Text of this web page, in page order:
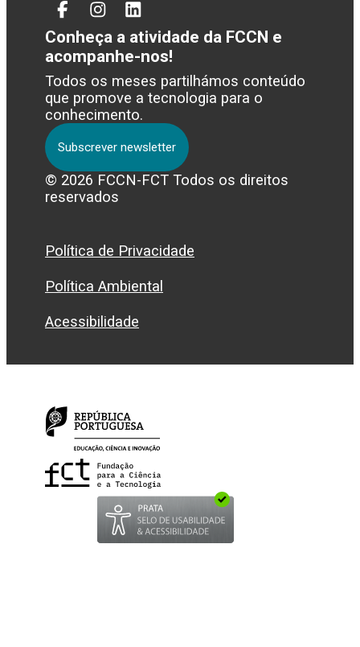
FacebookInstagram
Linked
In
Conheça a atividade da FCCN e
acompanhe-nos!
Todos os meses partilhámos conteúdo
que promove a tecnologia para o
conhecimento.
Subscrever newsletter
© 2026 FCCN-FCT Todos os direitos
reservados
Política de Privacidade
Política Ambiental
Acessibilidade